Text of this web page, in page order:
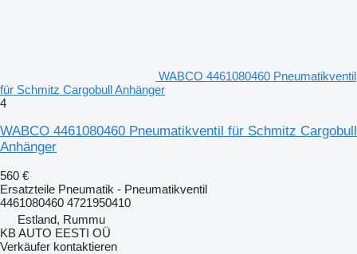
WABCO 4461080460 Pneumatikventil
für Schmitz Cargobull Anhänger
4
WABCO 4461080460 Pneumatikventil für Schmitz Cargobull
Anhänger
560 €
Ersatzteile Pneumatik - Pneumatikventil
4461080460 4721950410
Estland, Rummu
KB AUTO EESTI OÜ
Verkäufer kontaktieren